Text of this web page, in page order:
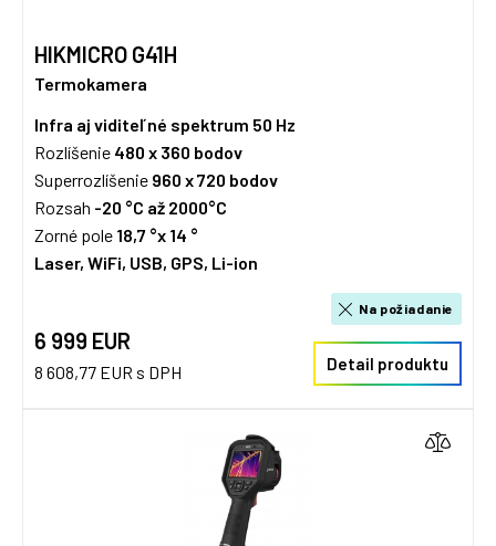
HIKMICRO G41H
Termokamera
Infra aj viditeľné spektrum 50 Hz
Rozlíšenie 480 x 360 bodov
Superrozlíšenie 960 x 720 bodov
Rozsah -20 °C až 2000°C
Zorné pole 18,7 °x 14 °
Laser, WiFi, USB, GPS, Li-ion
6 999 EUR
8 608,77 EUR s DPH
Na požiadanie
Detail produktu